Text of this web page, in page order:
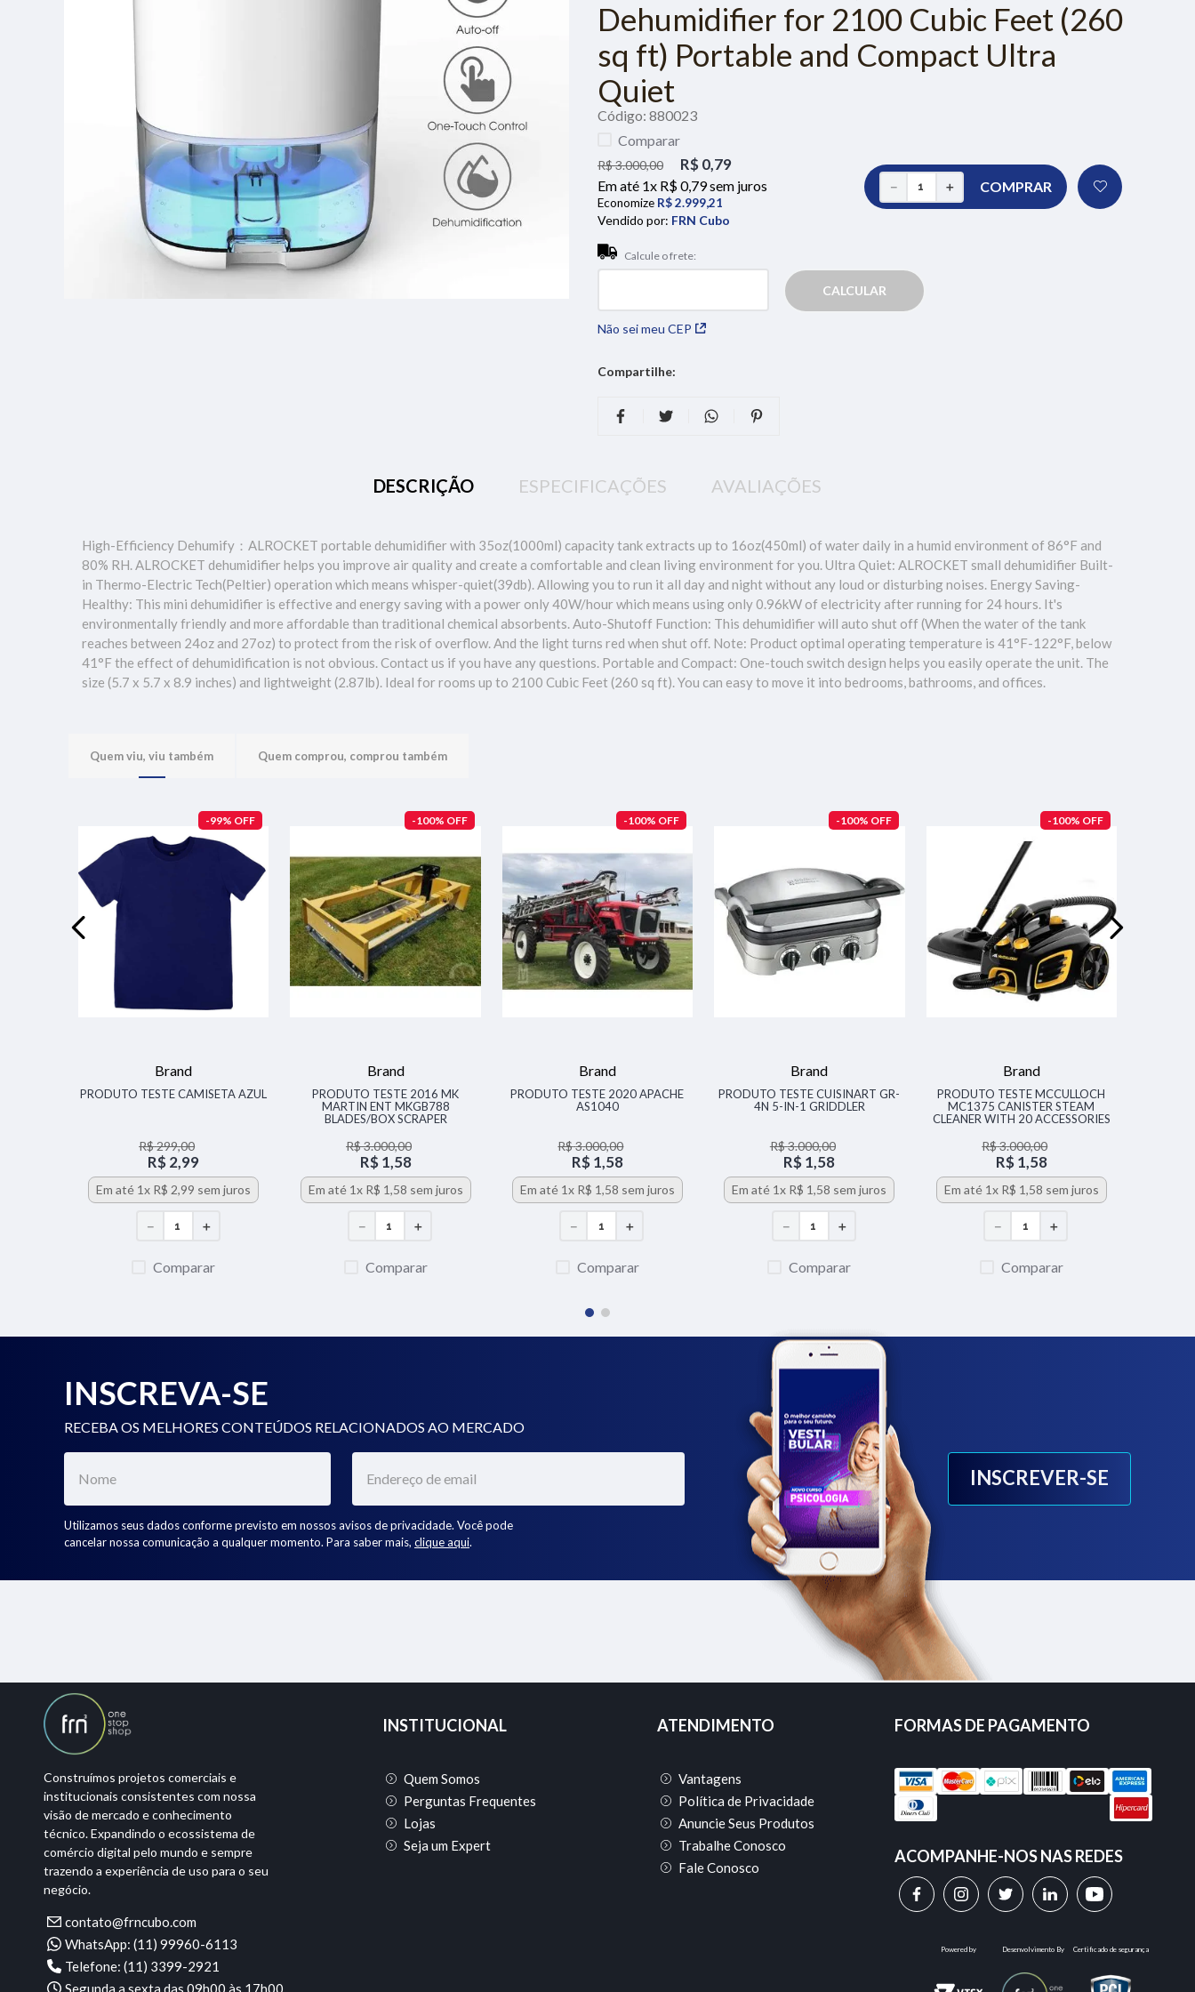
Dehumidifier for 2100 Cubic Feet (260
sq ft) Portable and Compact Ultra
Quiet
Código: 880023
Comparar
R$3.000,00 R$0,79
Em até 1x R$0,79sem juros
Economize R$2.999,21
Vendido por: FRN Cubo
＋
－ COMPRAR
Não sei meu CEP
Compartilhe:
DESCRIÇÃO ESPECIFICAÇÕES AVALIAÇÕES
High-Efficiency Dehumify：ALROCKET portable dehumidifier with 35oz(1000ml) capacity tank extracts up to 16oz(450ml) of water daily in a humid environment of 86°F and
80% RH. ALROCKET dehumidifier helps you improve air quality and create a comfortable and clean living environment for you. Ultra Quiet: ALROCKET small dehumidifier Built-
in Thermo-Electric Tech(Peltier) operation which means whisper-quiet(39db). Allowing you to run it all day and night without any loud or disturbing noises. Energy Saving-
Healthy: This mini dehumidifier is effective and energy saving with a power only 40W/hour which means using only 0.96kW of electricity after running for 24 hours. It's
environmentally friendly and more affordable than traditional chemical absorbents. Auto-Shutoff Function: This dehumidifier will auto shut off (When the water of the tank
reaches between 24oz and 27oz) to protect from the risk of overflow. And the light turns red when shut off. Note: Product optimal operating temperature is 41°F-122°F, below
41°F the effect of dehumidification is not obvious. Contact us if you have any questions. Portable and Compact: One-touch switch design helps you easily operate the unit. The
size (5.7 x 5.7 x 8.9 inches) and lightweight (2.87lb). Ideal for rooms up to 2100 Cubic Feet (260 sq ft). You can easy to move it into bedrooms, bathrooms, and offices.
Quem viu, viu também Quem comprou, comprou também
-99%
Brand
PRODUTO TESTE CAMISETA AZUL
R$299,00
R$2,99
Em até 1x R$ 2,99 sem juros
＋
－
Comparar
-100%
Brand
PRODUTO TESTE 2016 MK
MARTIN ENT MKGB788
BLADES/BOX SCRAPER
R$3.000,00
R$ 1,58
Em até 1x R$ 1,58 sem juros
＋
－
Comparar
-100%
Brand
PRODUTO TESTE 2020 APACHE
AS1040
R$3.000,00
R$1,58
Em até 1x R$ 1,58 sem juros
＋
－
Comparar
-100%
Brand
PRODUTO TESTE CUISINART GR-
4N 5-IN-1 GRIDDLER
R$3.000,00
R$1,58
Em até 1x R$ 1,58 sem juros
＋
－
Comparar
-100%
Brand
PRODUTO TESTE MCCULLOCH
MC1375 CANISTER STEAM
CLEANER WITH 20 ACCESSORIES
R$3.000,00
R$ 1,58
Em até 1x R$ 1,58 sem juros
＋
－
Comparar
INSCREVA-SE
RECEBA OS MELHORES CONTEÚDOS RELACIONADOS AO MERCADO
INSCREVER-SE
Utilizamos seus dados conforme previsto em nossos avisos de privacidade. Você pode
cancelar nossa comunicação a qualquer momento. Para saber mais, clique aqui.
Construímos projetos comerciais e
institucionais consistentes com nossa
visão de mercado e conhecimento
técnico. Expandindo o ecossistema de
comércio digital pelo mundo e sempre
trazendo a experiência de uso para o seu
negócio.
contato@frncubo.com
WhatsApp: (11) 99960-6113
Telefone: (11) 3399-2921
Segunda a sexta das 09h00 às 17h00
INSTITUCIONAL
Quem Somos
Perguntas Frequentes
Lojas
Seja um Expert
ATENDIMENTO
Vantagens
Política de Privacidade
Anuncie Seus Produtos
Trabalhe Conosco
Fale Conosco
FORMAS DE PAGAMENTO
ACOMPANHE-NOS NAS REDES
Powered by Desenvolvimento By Certificado de segurança